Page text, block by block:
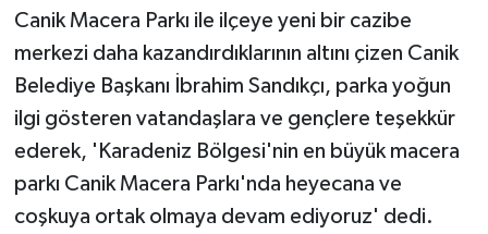
Canik Macera Parkı ile ilçeye yeni bir cazibe
merkezi daha kazandırdıklarının altını çizen Canik
Belediye Başkanı İbrahim Sandıkçı, parka yoğun
ilgi gösteren vatandaşlara ve gençlere teşekkür
ederek, 'Karadeniz Bölgesi'nin en büyük macera
parkı Canik Macera Parkı'nda heyecana ve
coşkuya ortak olmaya devam ediyoruz' dedi.